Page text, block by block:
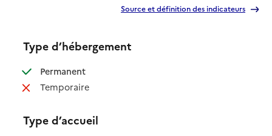
Source et définition des indicateurs
Type d’hébergement
Permanent: disponible
Temporaire: non disponible
Type d’accueil